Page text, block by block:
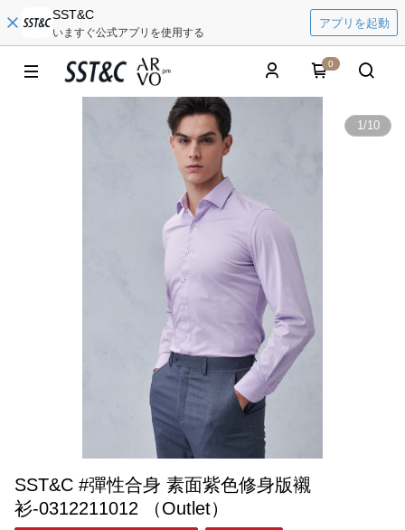
SST&C
いますぐ公式アプリを使用する
アプリを起動
0
1/10
SST&C #彈性合身 素面紫色修身版襯
衫-0312211012 （Outlet）